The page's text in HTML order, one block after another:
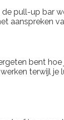
pull-up bar
aanspreken
bent
terwijl je